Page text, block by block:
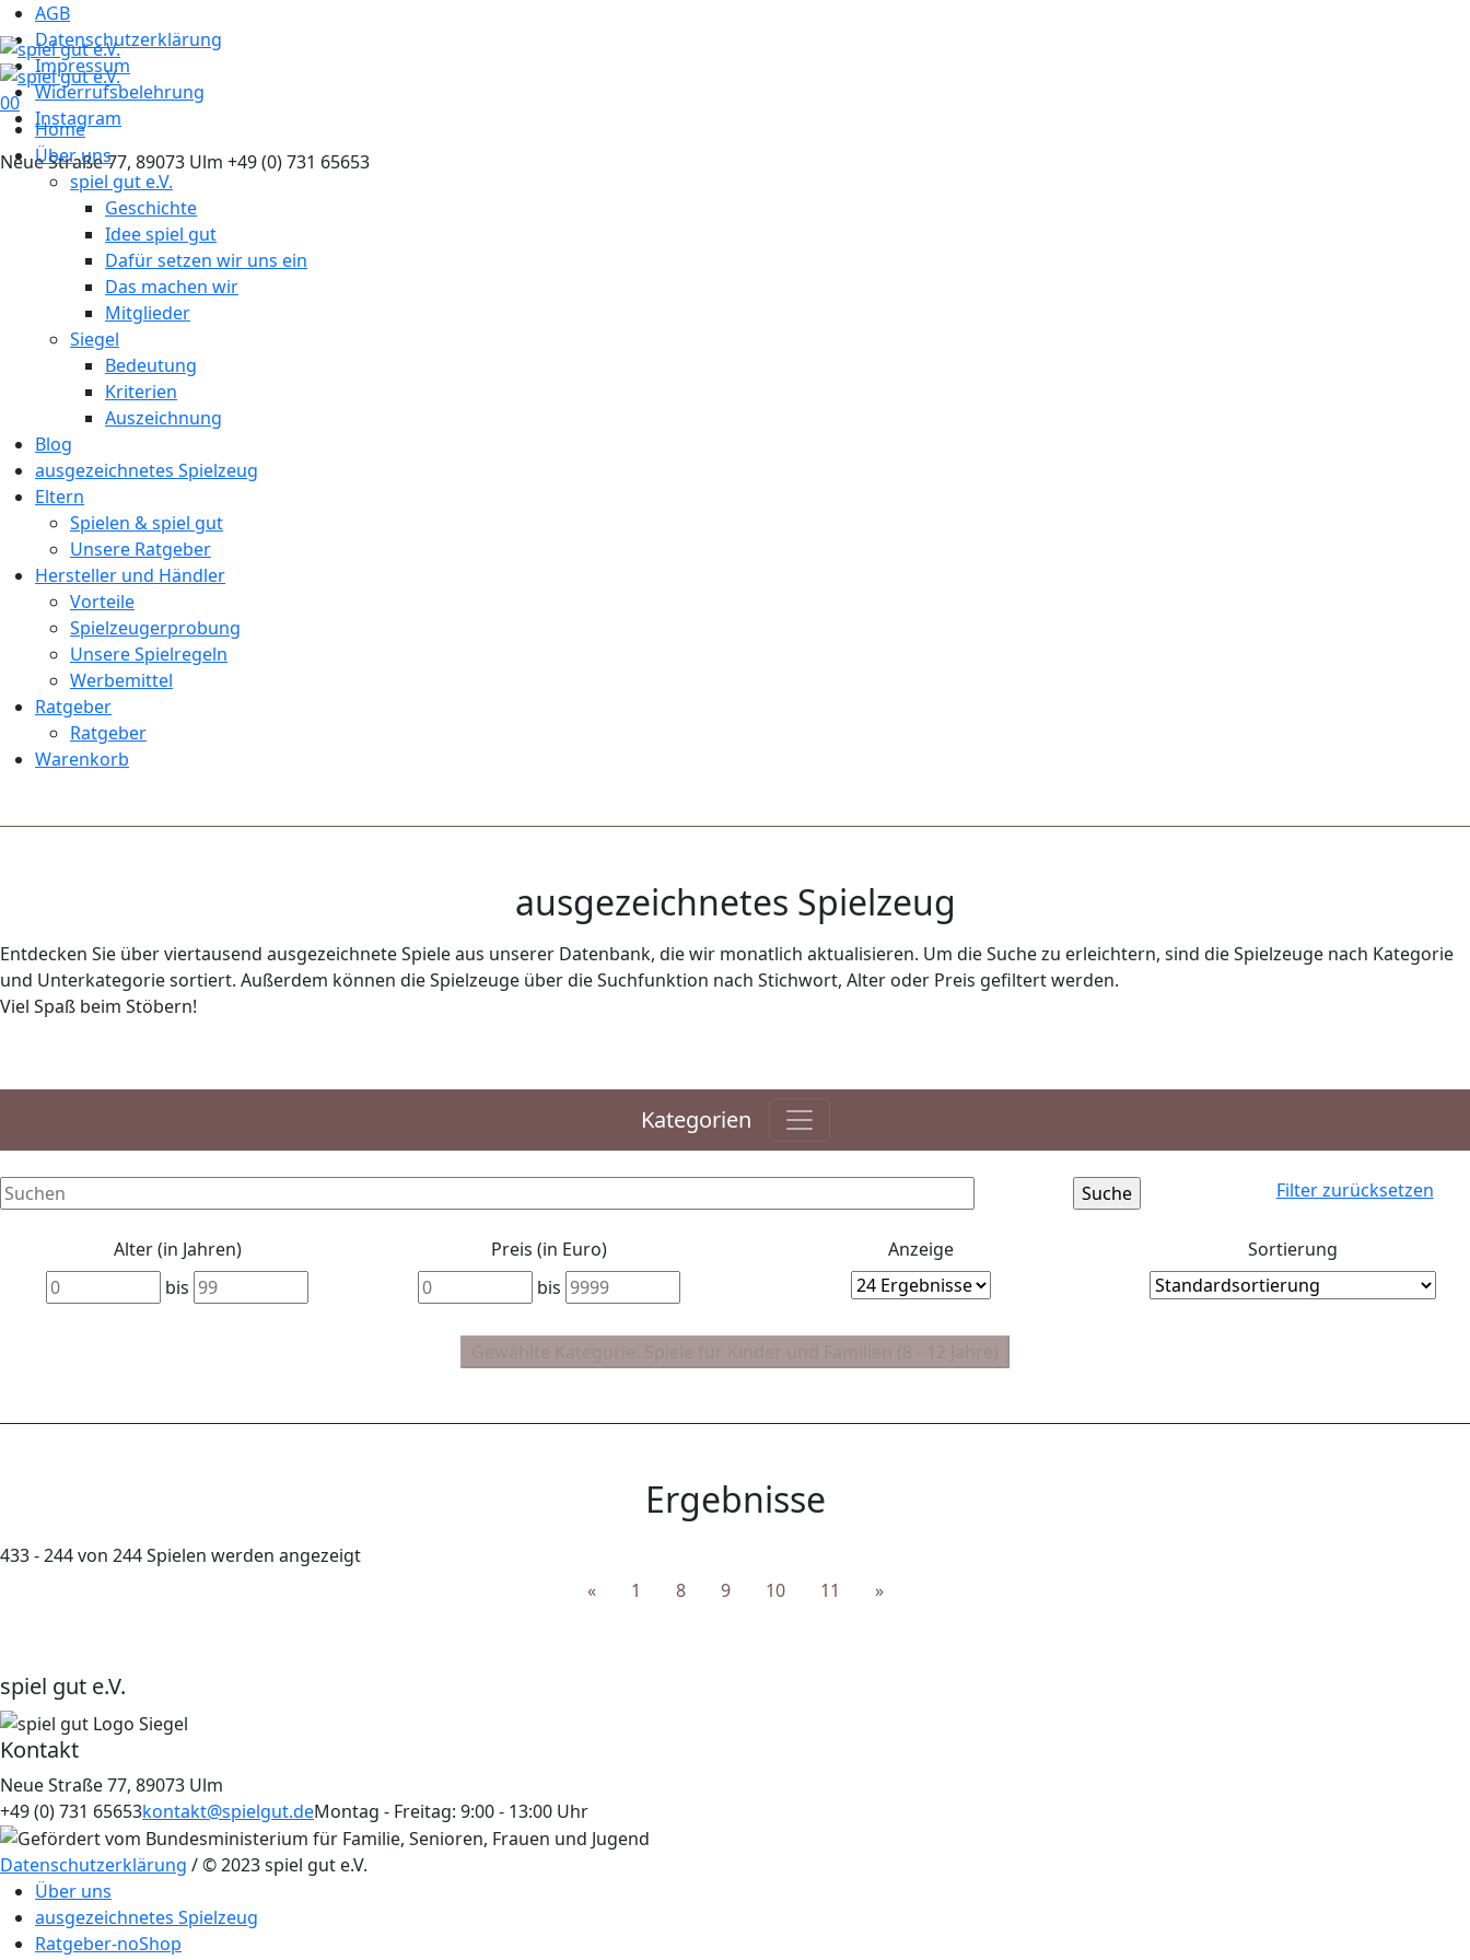
AGB
Datenschutzerklärung
Impressum
Widerrufsbelehrung
Instagram
Neue Straße 77, 89073 Ulm +49 (0) 731 65653
00
Home
Über uns
spiel gut e.V.
Geschichte
Idee spiel gut
Dafür setzen wir uns ein
Das machen wir
Mitglieder
Siegel
Bedeutung
Kriterien
Auszeichnung
Blog
ausgezeichnetes Spielzeug
Eltern
Spielen & spiel gut
Unsere Ratgeber
Hersteller und Händler
Vorteile
Spielzeugerprobung
Unsere Spielregeln
Werbemittel
Ratgeber
Ratgeber
Warenkorb
ausgezeichnetes Spielzeug
Entdecken Sie über viertausend ausgezeichnete Spiele aus unserer Datenbank, die wir monatlich aktualisieren. Um die Suche zu erleichtern, sind die Spielzeuge nach Kategorie
und Unterkategorie sortiert. Außerdem können die Spielzeuge über die Suchfunktion nach Stichwort, Alter oder Preis gefiltert werden.
Viel Spaß beim Stöbern!
Kategorien
Filter zurücksetzen
Alter (in Jahren)
bis
Preis (in Euro)
bis
Anzeige Sortierung
Ergebnisse
433 - 244 von 244 Spielen werden angezeigt
«
1 8 9 10 11 »
spiel gut e.V.
Kontakt
Neue Straße 77, 89073 Ulm
+49 (0) 731 65653kontakt@spielgut.deMontag - Freitag: 9:00 - 13:00 Uhr
Datenschutzerklärung / © 2023 spiel gut e.V.
Über uns
ausgezeichnetes Spielzeug
Ratgeber-noShop